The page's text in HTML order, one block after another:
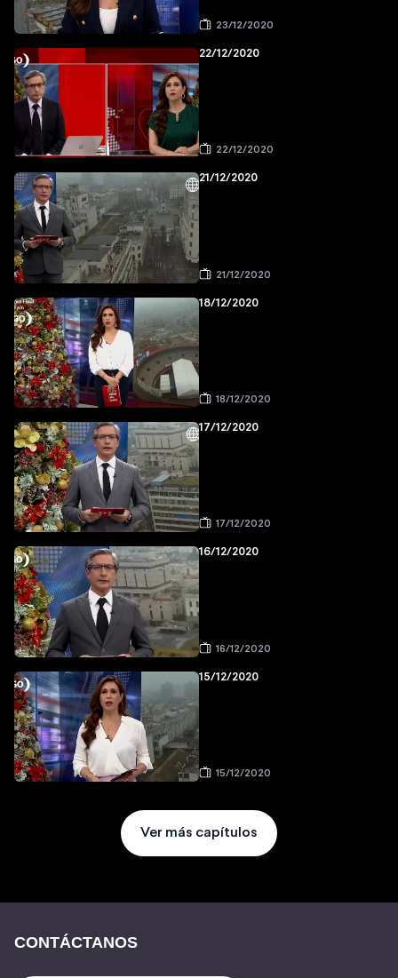
23/12/2020
22/12/2020
22/12/2020
21/12/2020
21/12/2020
18/12/2020
18/12/2020
17/12/2020
17/12/2020
16/12/2020
16/12/2020
15/12/2020
15/12/2020
Ver más capítulos
CONTÁCTANOS